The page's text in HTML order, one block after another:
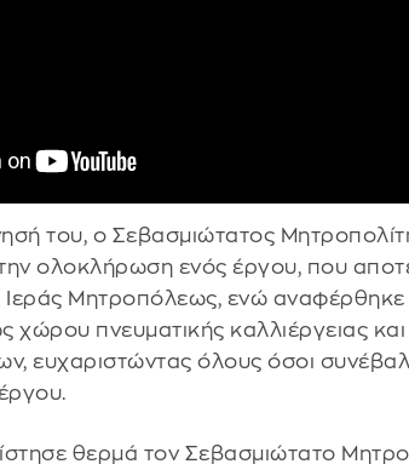
του, ο Σεβασμιώτατος
ολοκλήρωση ενός έργου, που
Ιεράς Μητροπόλεως, ενώ
πνευματικής καλλιέργειας
ευχαριστώντας όλους όσοι
θερμά τον Σεβασμιώτατο